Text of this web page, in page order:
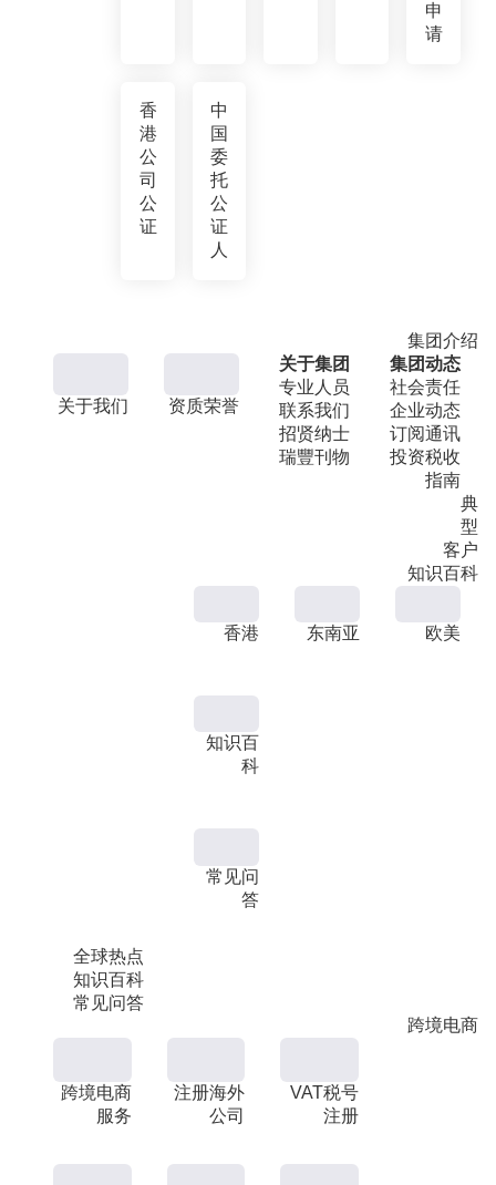
申
请
香
港
公
司
公
证
中
国
委
托
公
证
人
集团介绍
关于我们 资质荣誉
关于集团
专业人员
联系我们
招贤纳士
瑞豐刊物
集团动态
社会责任
企业动态
订阅通讯
投资税收
指南
典
型
客户
知识百科
全球热点
知识百科
常见问答
香港 东南亚 欧美
知识百
科
常见问
答
跨境电商
跨境电商
服务
注册海外
公司
VAT税号
注册